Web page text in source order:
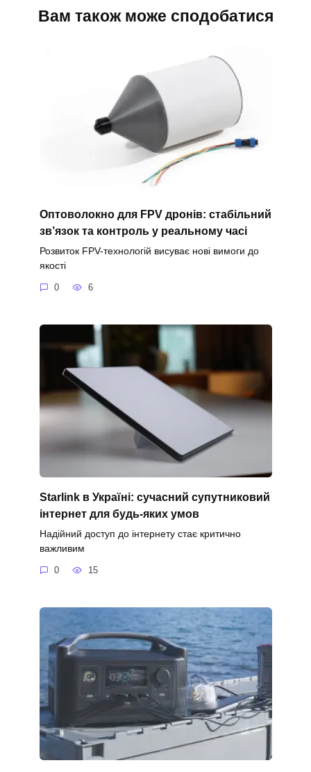
Вам також може сподобатися
Оптоволокно для FPV дронів: стабільний
зв’язок та контроль у реальному часі
Розвиток FPV-технологій висуває нові вимоги до
якості
0 6
Starlink в Україні: сучасний супутниковий
інтернет для будь-яких умов
Надійний доступ до інтернету стає критично
важливим
0 15